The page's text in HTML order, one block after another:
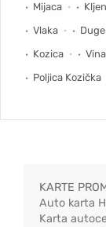
Mijaca
Vlaka
Kozica
Vina
Poljica Kozička
KARTE
Auto karta
Karta